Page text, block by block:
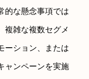
的な懸念事項では
複雑な複数セグメ
ーション、または
ャンペーンを実施